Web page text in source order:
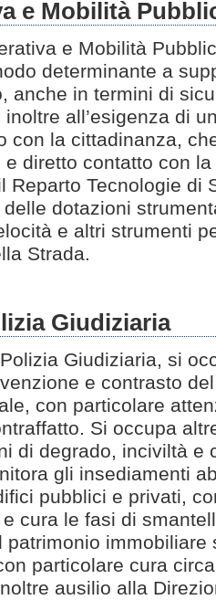
e Mobilità
e Mobilità
determinante a
anche in termini di
all’esigenza di
con la cittadinanza,
diretto contatto con
Reparto Tecnologie di
dotazioni
e altri strumenti
Strada.
Giudiziaria
Giudiziaria, si
e contrasto
con particolare
Si occupa
di degrado, inciviltà e
gli insediamenti
pubblici e privati,
cura le fasi di
immobiliare
particolare cura
ausilio alla